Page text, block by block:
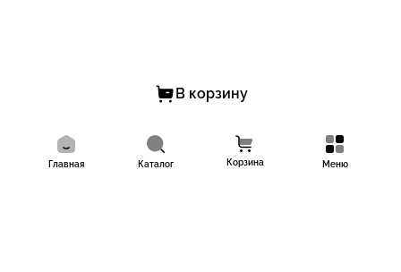
В корзину
Главная Каталог Корзина Меню